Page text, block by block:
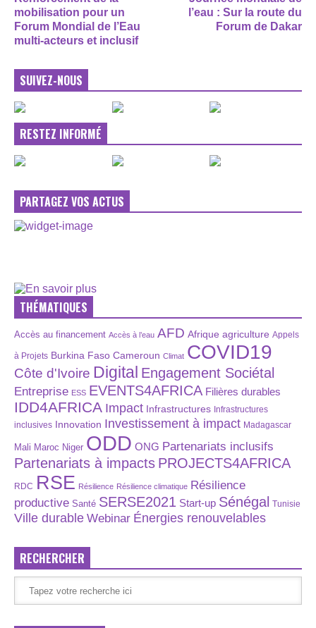
mobilisation pour un
Forum Mondial de l’Eau
multi-acteurs et inclusif
l’eau : Sur la route du
Forum de Dakar
SUIVEZ-NOUS
RESTEZ INFORMÉ
PARTAGEZ VOS ACTUS
THÉMATIQUES
Accès au financement Accès à l’eau AFD Afrique agriculture Appels
à Projets Burkina Faso Cameroun Climat COVID19
Côte d'Ivoire Digital Engagement Sociétal
Entreprise ESS EVENTS4AFRICA Filières durables
IDD4AFRICA Impact Infrastructures Infrastructures
inclusives Innovation Investissement à impact Madagascar
Mali Maroc Niger ODD ONG Partenariats inclusifs
Partenariats à impacts PROJECTS4AFRICA
RDC RSE Résilience Résilience climatique Résilience
productive Santé SERSE2021 Start-up Sénégal Tunisie
Ville durable Webinar Énergies renouvelables
RECHERCHER